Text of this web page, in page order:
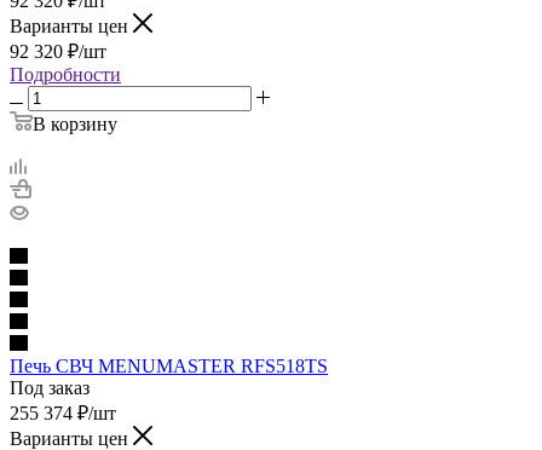
Варианты цен
92 320 ₽/шт
Подробности
В корзину
Печь СВЧ MENUMASTER RFS518TS
Под заказ
255 374 ₽/шт
Варианты цен